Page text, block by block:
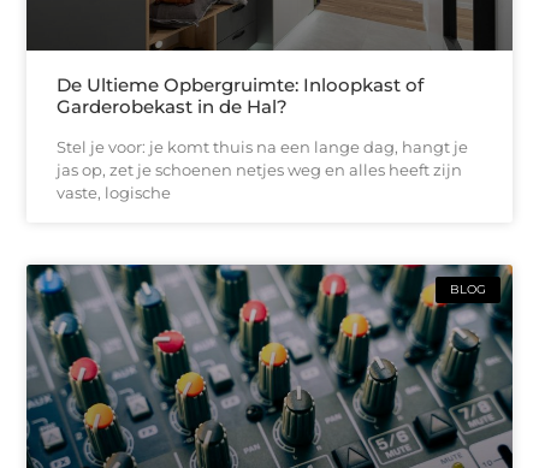
De Ultieme Opbergruimte: Inloopkast of
Garderobekast in de Hal?
Stel je voor: je komt thuis na een lange dag, hangt je
jas op, zet je schoenen netjes weg en alles heeft zijn
vaste, logische
BLOG